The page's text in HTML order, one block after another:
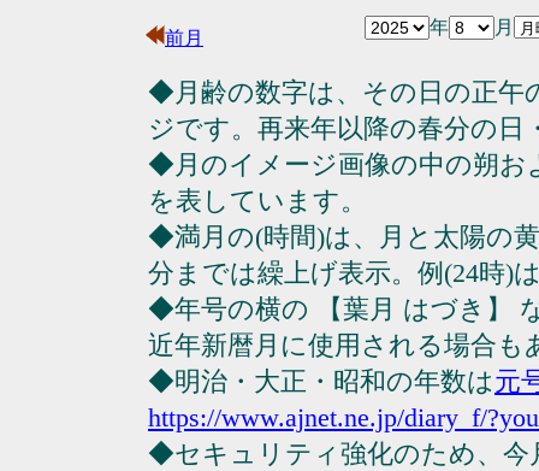
前月
年 月
◆月齢の数字は、その日の正午
ジです。再来年以降の春分の日
◆月のイメージ画像の中の朔
を表しています。
◆満月の(時間)は、月と太陽の
分までは繰上げ表示。例(24時)
◆年号の横の 【葉月 はづき】
近年新暦月に使用される場合も
◆明治・大正・昭和の年数は元
https://www.ajnet.ne.jp/diary_f/
◆セキュリティ強化のため、今